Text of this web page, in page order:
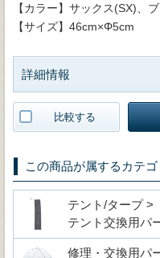
【カラー】サックス(SX)、
【サイズ】46cm×Φ5cm
詳細情報
比較する
この商品が属するカテゴ
テント/タープ >
テント交換用パ
修理・交換用パ